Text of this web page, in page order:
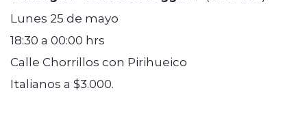
Lunes 25 de mayo
18:30 a 00:00 hrs
Calle Chorrillos con Pirihueico
Italianos a $3.000.